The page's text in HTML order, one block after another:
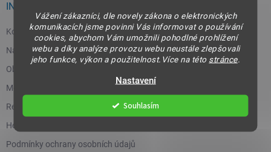
Vážení zákazníci, dle novely zákona o elektronických
komunikacích jsme povinni Vás informovat o používání
cookies, abychom Vám umožnili pohodlné prohlížení
webu a díky analýze provozu webu neustále zlepšovali
jeho funkce, výkon a použitelnost.Více na této stránce.
Nastavení
Souhlasím
INFORMACE PRO VÁS
Kontakty
Napište nám
Obchodní podmínky
Moje objednávka
Reklamace a vrácení zboží
Hodnocení obchodu
Podmínky ochrany osobních údajů